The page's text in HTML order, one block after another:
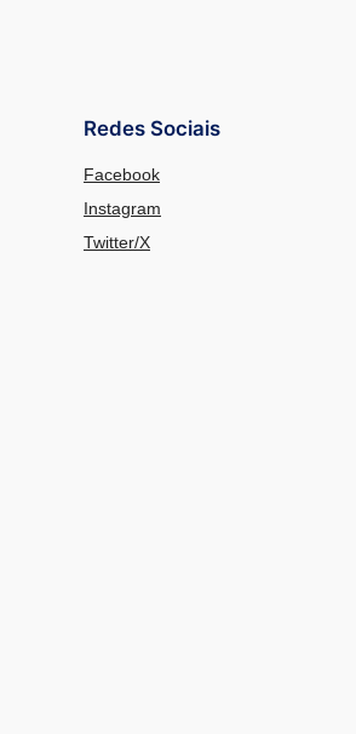
Redes Sociais
Facebook
Instagram
Twitter/X